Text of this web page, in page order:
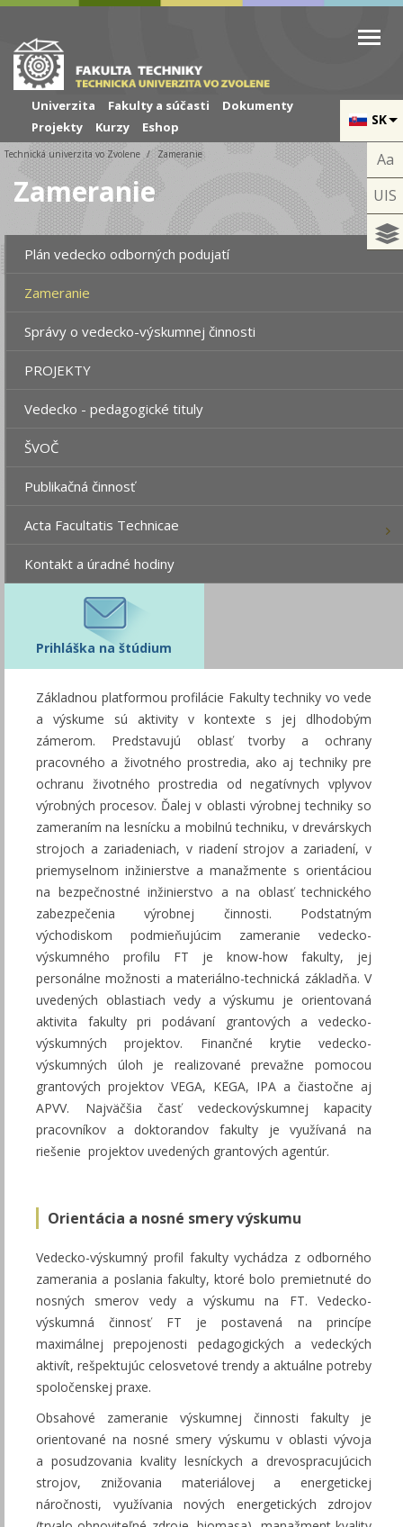
Skip to cookies
Skip to navigation
Skočiť na hlavný obsah
SK
Univerzita Fakulty a súčasti
Dokumenty
Projekty
Kurzy Eshop
Aa
UIS
Technická univerzita vo Zvolene Zameranie
Zameranie
Plán vedecko odborných podujatí
Zameranie
Správy o vedecko-výskumnej činnosti
PROJEKTY
Vedecko - pedagogické tituly
ŠVOČ
Publikačná činnosť
Acta Facultatis Technicae
Kontakt a úradné hodiny
Prihláška na štúdium
Základnou platformou profilácie Fakulty techniky vo vede
a výskume sú aktivity v kontexte s jej dlhodobým
zámerom. Predstavujú oblasť tvorby a ochrany
pracovného a životného prostredia, ako aj techniky pre
ochranu životného prostredia od negatívnych vplyvov
výrobných procesov. Ďalej v oblasti výrobnej techniky so
zameraním na lesnícku a mobilnú techniku, v drevárskych
strojoch a zariadeniach, v riadení strojov a zariadení, v
priemyselnom inžinierstve a manažmente s orientáciou
na bezpečnostné inžinierstvo a na oblasť technického
zabezpečenia výrobnej činnosti. Podstatným
východiskom podmieňujúcim zameranie vedecko-
výskumného profilu FT je know-how fakulty, jej
personálne možnosti a materiálno-technická základňa. V
uvedených oblastiach vedy a výskumu je orientovaná
aktivita fakulty pri podávaní grantových a vedecko-
výskumných projektov. Finančné krytie vedecko-
výskumných úloh je realizované prevažne pomocou
grantových projektov VEGA, KEGA, IPA a čiastočne aj
APVV. Najväčšia časť vedeckovýskumnej kapacity
pracovníkov a doktorandov fakulty je využívaná na
riešenie projektov uvedených grantových agentúr.
Orientácia a nosné smery výskumu
Vedecko-výskumný profil fakulty vychádza z odborného
zamerania a poslania fakulty, ktoré bolo premietnuté do
nosných smerov vedy a výskumu na FT. Vedecko-
výskumná činnosť FT je postavená na princípe
maximálnej prepojenosti pedagogických a vedeckých
aktivít, rešpektujúc celosvetové trendy a aktuálne potreby
spoločenskej praxe.
Obsahové zameranie výskumnej činnosti fakulty je
orientované na nosné smery výskumu v oblasti vývoja
a posudzovania kvality lesníckych a drevospracujúcich
strojov, znižovania materiálovej a energetickej
náročnosti, využívania nových energetických zdrojov